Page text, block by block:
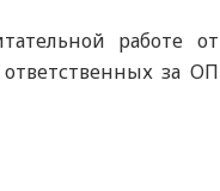
работе от
за ОП